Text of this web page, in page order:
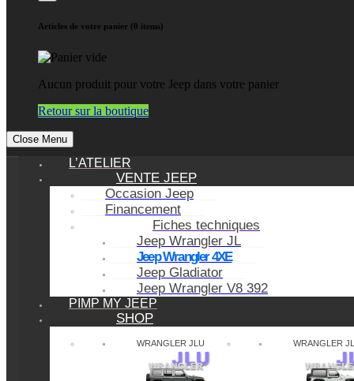
Articles de votre panier (0 items)
Aucun produit pour votre Jeep dans votre panier
Retour sur la boutique
Close Menu
L’ATELIER
VENTE JEEP
Occasion Jeep
Financement
Fiches techniques
Jeep Wrangler JL
Jeep Wrangler 4XE
Jeep Gladiator
Jeep Wrangler V8 392
PIMP MY JEEP
SHOP
WRANGLER JLU WRANGLER JL